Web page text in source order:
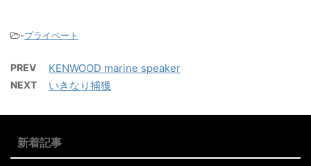
-プライベート
PREV KENWOOD marine speaker
NEXT いきなり捕獲
新着記事